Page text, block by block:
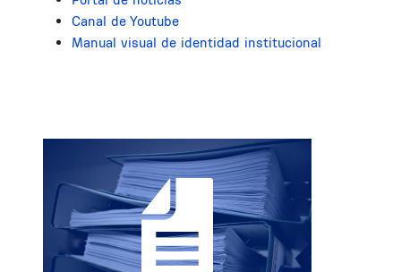
Canal de Youtube
Manual visual de identidad institucional